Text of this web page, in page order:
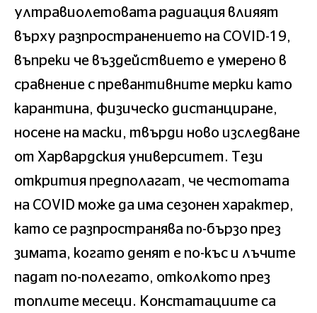
ултравиолетовата радиация влияят
върху разпространението на COVID-19,
въпреки че въздействието е умерено в
сравнение с превантивните мерки като
карантина, физическо дистанциране,
носене на маски, твърди ново изследване
от Харвардския университет. Тези
открития предполагат, че честотата
на COVID може да има сезонен характер,
като се разпространява по-бързо през
зимата, когато денят е по-къс и лъчите
падат по-полегато, отколкото през
топлите месеци. Констатациите са